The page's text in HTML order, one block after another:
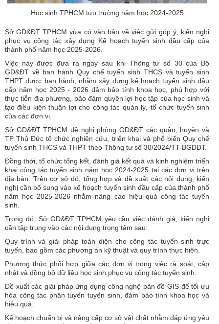
Học sinh TPHCM tựu trường năm học 2024-2025
Sở GD&ĐT TPHCM vừa có văn bản về việc gửi góp ý, kiến nghị
phục vụ công tác xây dựng Kế hoạch tuyển sinh đầu cấp của
thành phố năm học 2025-2026.
Việc này được đưa ra ngay sau khi Thông tư số 30 của Bộ
GD&ĐT về ban hành Quy chế tuyển sinh THCS và tuyển sinh
THPT được ban hành, nhằm xây dựng kế hoạch tuyển sinh đầu
cấp năm học 2025 - 2026 đảm bảo tính khoa học, phù hợp với
thực tiễn địa phương, bảo đảm quyền lợi học tập của học sinh và
tạo điều kiện thuận lợi cho công tác quản lý, tổ chức tuyển sinh
của các đơn vị.
Sở GD&ĐT TPHCM đề nghị phòng GD&ĐT các quận, huyện và
TP Thủ Đức tổ chức nghiên cứu, triển khai và phổ biến Quy chế
tuyển sinh THCS và THPT theo Thông tư số 30/2024/TT-BGDĐT.
Đồng thời, tổ chức tổng kết, đánh giá kết quả và kinh nghiệm triển
khai công tác tuyển sinh năm học 2024-2025 tại các đơn vị trên
địa bàn. Trên cơ sở đó, tổng hợp và đề xuất các nội dung, kiến
nghị cần bổ sung vào kế hoạch tuyển sinh đầu cấp của thành phố
năm học 2025-2026 nhằm nâng cao hiệu quả công tác tuyển
sinh.
Trong đó, Sở GD&ĐT TPHCM yêu cầu việc đánh giá, kiến nghị
cần tập trung vào các nội dung trọng tâm sau:
Quy trình và giải pháp toàn diện cho công tác tuyển sinh trực
tuyến, bao gồm các phương án kỹ thuật và quy trình thực hiện.
Phương thức phối hợp giữa các đơn vị trong việc rà soát, cập
nhật và đồng bộ dữ liệu học sinh phục vụ công tác tuyển sinh.
Đề xuất các giải pháp ứng dụng công nghệ bản đồ GIS để tối ưu
hóa công tác phân tuyến tuyển sinh, đảm bảo tính khoa học và
hiệu quả.
Kế hoạch chuẩn bị và nâng cấp cơ sở vật chất nhằm đáp ứng yêu